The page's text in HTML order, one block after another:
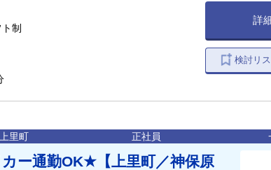
制
詳
検討リ
里町 正社員
ー通勤OK★【上里町／神保原